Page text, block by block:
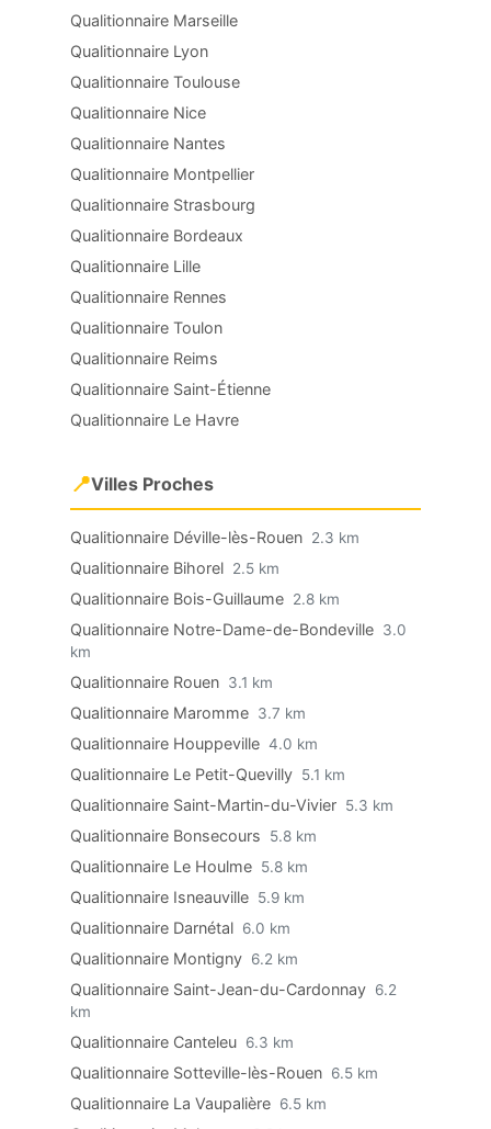
Qualitionnaire Marseille
Qualitionnaire Lyon
Qualitionnaire Toulouse
Qualitionnaire Nice
Qualitionnaire Nantes
Qualitionnaire Montpellier
Qualitionnaire Strasbourg
Qualitionnaire Bordeaux
Qualitionnaire Lille
Qualitionnaire Rennes
Qualitionnaire Toulon
Qualitionnaire Reims
Qualitionnaire Saint-Étienne
Qualitionnaire Le Havre
📍Villes Proches
Qualitionnaire Déville-lès-Rouen 2.3 km
Qualitionnaire Bihorel 2.5 km
Qualitionnaire Bois-Guillaume 2.8 km
Qualitionnaire Notre-Dame-de-Bondeville 3.0
km
Qualitionnaire Rouen 3.1 km
Qualitionnaire Maromme 3.7 km
Qualitionnaire Houppeville 4.0 km
Qualitionnaire Le Petit-Quevilly 5.1 km
Qualitionnaire Saint-Martin-du-Vivier 5.3 km
Qualitionnaire Bonsecours 5.8 km
Qualitionnaire Le Houlme 5.8 km
Qualitionnaire Isneauville 5.9 km
Qualitionnaire Darnétal 6.0 km
Qualitionnaire Montigny 6.2 km
Qualitionnaire Saint-Jean-du-Cardonnay 6.2
km
Qualitionnaire Canteleu 6.3 km
Qualitionnaire Sotteville-lès-Rouen 6.5 km
Qualitionnaire La Vaupalière 6.5 km